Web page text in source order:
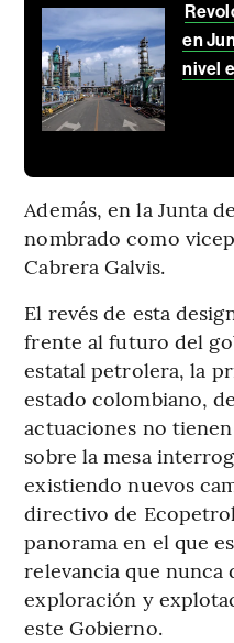
en
nivel
Además, en la Junta
nombrado como
Cabrera Galvis.
El revés de esta
frente al futuro del
estatal petrolera, la
estado colombiano,
actuaciones no
sobre la mesa
existiendo nuevos
directivo de
panorama en el que
relevancia que nunca
exploración y
este Gobierno.